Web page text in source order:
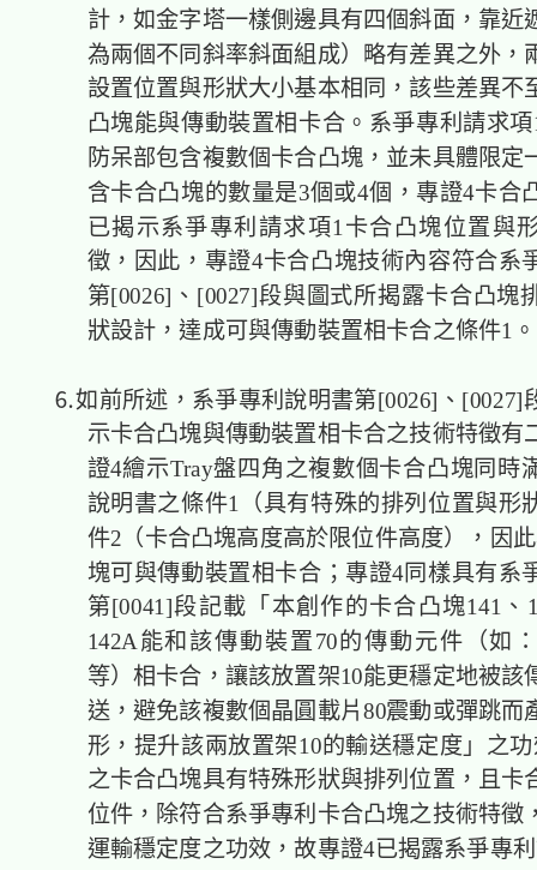
計，如金字塔一樣側邊具有四個斜面，靠近
為兩個不同斜率斜面組成）略有差異之外，
設置位置與形狀大小基本相同，該些差異不
凸塊能與傳動裝置相卡合。系爭專利請求
防呆部包含複數個卡合凸塊，並未具體限定
含卡合凸塊的數量是3個或4個，專證4卡合
已揭示系爭專利請求項1卡合凸塊位置與
徵，因此，專證4卡合凸塊技術內容符合系
第[0026]、[0027]段與圖式所揭露卡合凸塊
狀設計，達成可與傳動裝置相卡合之條件1。
⒍如前所述，系爭專利說明書第[0026]、[0027]
示卡合凸塊與傳動裝置相卡合之技術特徵有
證4繪示Tray盤四角之複數個卡合凸塊同時
說明書之條件1（具有特殊的排列位置與形
件2（卡合凸塊高度高於限位件高度），因
塊可與傳動裝置相卡合；專證4同樣具有系
第[0041]段記載「本創作的卡合凸塊141、
142A能和該傳動裝置70的傳動元件（如
等）相卡合，讓該放置架10能更穩定地被該
送，避免該複數個晶圓載片80震動或彈跳而
形，提升該兩放置架10的輸送穩定度」之
之卡合凸塊具有特殊形狀與排列位置，且卡
位件，除符合系爭專利卡合凸塊之技術特徵
運輸穩定度之功效，故專證4已揭露系爭專